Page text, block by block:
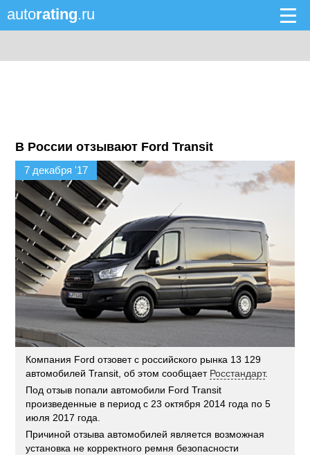
autorating.ru
В России отзывают Ford Transit
7 декабря '17
Компания Ford отзовет с российского рынка 13 129
автомобилей Transit, об этом сообщает Росстандарт.
Под отзыв попали автомобили Ford Transit
произведенные в период с 23 октября 2014 года по 5
июля 2017 года.
Причиной отзыва автомобилей является возможная
установка не корректного ремня безопасности